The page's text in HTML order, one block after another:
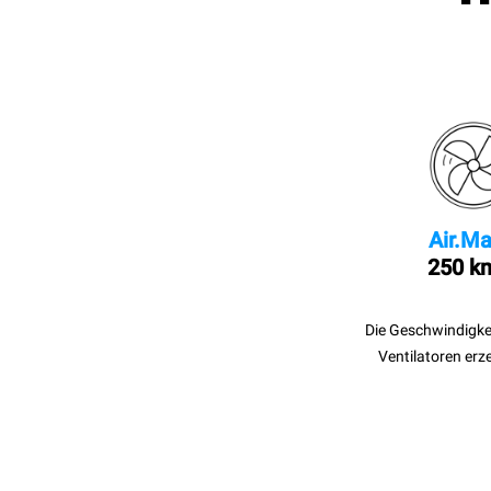
250
Die
Ventilatoren